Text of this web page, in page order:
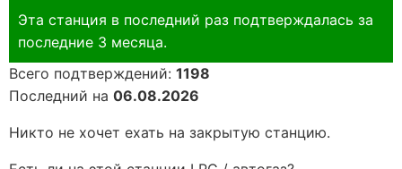
Эта станция в последний раз подтверждалась за
последние 3 месяца.
Всего подтверждений: 1198
Последний на 06.08.2026
Никто не хочет ехать на закрытую станцию.